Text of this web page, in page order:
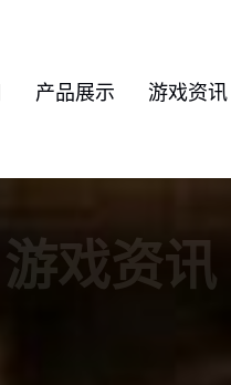
产品展示 游戏资讯
游戏资讯